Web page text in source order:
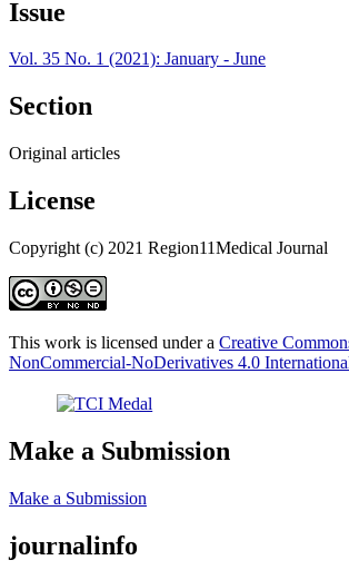
Issue
Vol. 35 No. 1 (2021): January - June
Section
Original articles
License
Copyright (c) 2021 Region11Medical Journal
This work is licensed under a Creative
NonCommercial-NoDerivatives 4.0
Make a Submission
Make a Submission
journalinfo